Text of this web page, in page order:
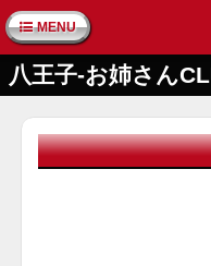
MENU
八王子-お姉さん